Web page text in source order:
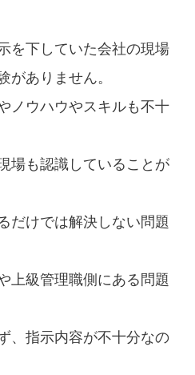
を下していた会社の現場
がありません。
ノウハウやスキルも不十
場も認識していることが
だけでは解決しない問題
上級管理職側にある問題
、指示内容が不十分なの